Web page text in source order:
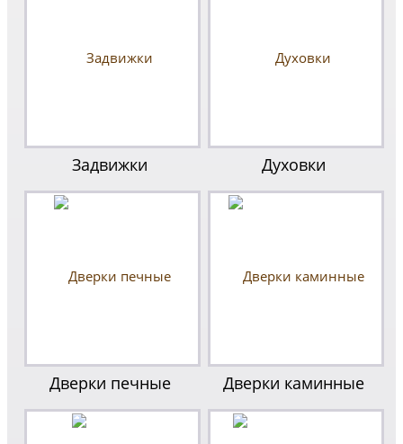
Задвижки Духовки
Дверки печные Дверки каминные